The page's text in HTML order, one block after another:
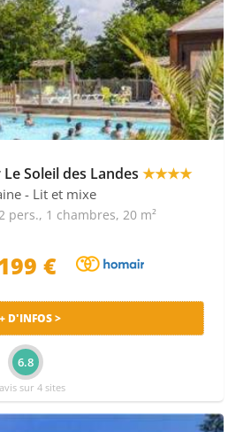
Soleil des Landes ★★★★
- Lit et mixe
pers., 1 chambres, 20 m²
€
+ D'INFOS >
6.8
sur 4 sites